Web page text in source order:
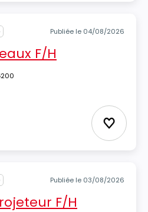
Publiée le 04/08/2026
F/H
Ajouter
Publiée le 03/08/2026
F/H